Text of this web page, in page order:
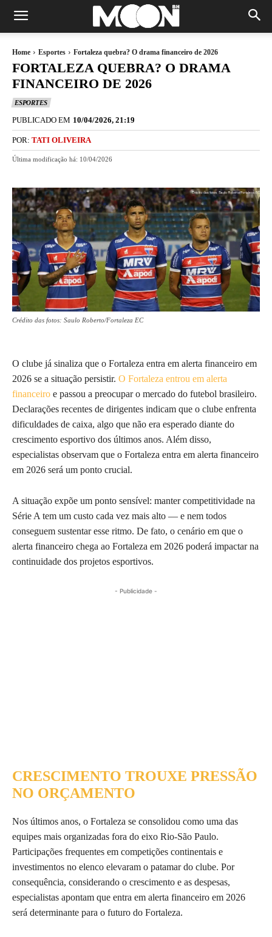
Home Esportes Fortaleza quebra? O drama financeiro de 2026
FORTALEZA QUEBRA? O DRAMA
FINANCEIRO DE 2026
ESPORTES
PUBLICADO EM 10/04/2026, 21:19
POR: TATI OLIVEIRA
Última modificação há: 10/04/2026
Crédito das fotos: Saulo Roberto/Fortaleza EC
O clube já sinaliza que o Fortaleza entra em alerta financeiro em
2026 se a situação persistir. O Fortaleza entrou em alerta
financeiro e passou a preocupar o mercado do futebol brasileiro.
Declarações recentes de dirigentes indicam que o clube enfrenta
dificuldades de caixa, algo que não era esperado diante do
crescimento esportivo dos últimos anos. Além disso,
especialistas observam que o Fortaleza entra em alerta financeiro
em 2026 será um ponto crucial.
A situação expõe um ponto sensível: manter competitividade na
Série A tem um custo cada vez mais alto — e nem todos
conseguem sustentar esse ritmo. De fato, o cenário em que o
alerta financeiro chega ao Fortaleza em 2026 poderá impactar na
continuidade dos projetos esportivos.
- Publicidade -
CRESCIMENTO TROUXE PRESSÃO
NO ORÇAMENTO
Nos últimos anos, o Fortaleza se consolidou como uma das
equipes mais organizadas fora do eixo Rio-São Paulo.
Participações frequentes em competições continentais e
investimentos no elenco elevaram o patamar do clube. Por
consequência, considerando o crescimento e as despesas,
especialistas apontam que entra em alerta financeiro em 2026
será determinante para o futuro do Fortaleza.